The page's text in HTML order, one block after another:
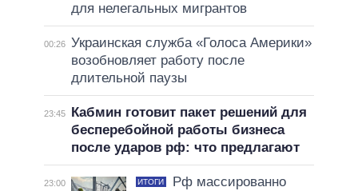
для нелегальных мигрантов
00:26 Украинская служба «Голоса Америки»
возобновляет работу после
длительной паузы
23:45
Кабмин готовит пакет решений для
бесперебойной работы бизнеса
после ударов рф: что предлагают
23:00 ИТОГИ
Рф массированно